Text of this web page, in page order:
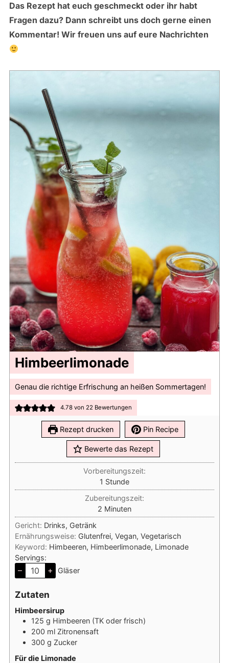
Das Rezept hat euch geschmeckt oder ihr habt
Fragen dazu? Dann schreibt uns doch gerne einen
Kommentar! Wir freuen uns auf eure Nachrichten
Himbeerlimonade
Genau die richtige Erfrischung an heißen Sommertagen!
4.78 von22 Bewertungen
Rezept drucken Pin Recipe
Bewerte das Rezept
Vorbereitungszeit:
1 Stunde
Stunde
Zubereitungszeit:
2 Minuten
Minuten
Gericht: Drinks, Getränk
Ernährungsweise: Glutenfrei, Vegan, Vegetarisch
Keyword: Himbeeren, Himbeerlimonade, Limonade
Servings:
– + Gläser
Zutaten
Himbeersirup
125 g Himbeeren (TK oder frisch)
200 ml Zitronensaft
300 g Zucker
Für die Limonade